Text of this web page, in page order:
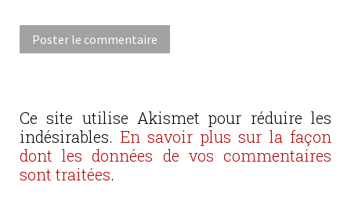
Ce site utilise Akismet pour réduire les
indésirables. En savoir plus sur la façon
dont les données de vos commentaires
sont traitées.